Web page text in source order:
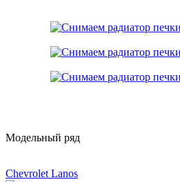
Модельный ряд
Chevrolet Lanos